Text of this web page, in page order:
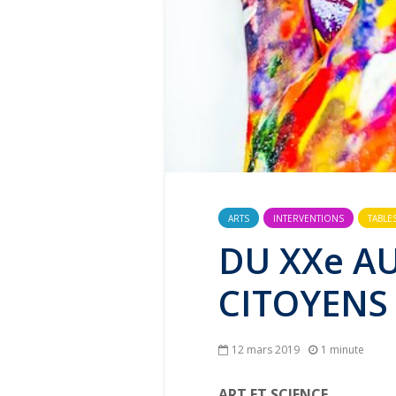
ARTS INTERVENTIONS
DU XXe
CITOYENS
12 mars 2019 1 minute